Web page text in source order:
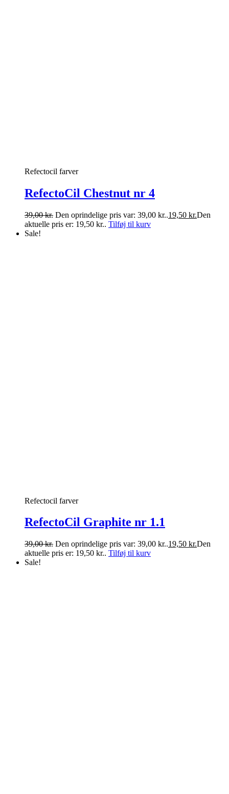
Refectocil farver
RefectoCil Chestnut nr 4
39,00kr. Den oprindelige pris var: 39,00 kr..19,50 kr.Den
aktuelle pris er: 19,50 kr.. Tilføj til kurv
Sale!
Refectocil farver
RefectoCil Graphite nr 1.1
39,00kr. Den oprindelige pris var: 39,00 kr..19,50 kr.Den
aktuelle pris er: 19,50 kr.. Tilføj til kurv
Sale!